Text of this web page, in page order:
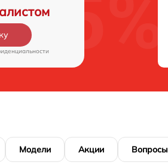
Модели Акции Вопросы